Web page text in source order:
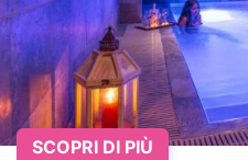
SCOPRI DI PIÙ